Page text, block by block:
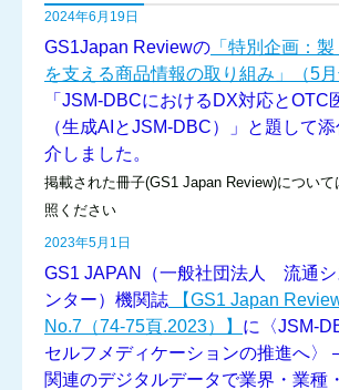
2024年6月19日
GS1Japan Reviewの 「特別企画：
を支える商品情報の取り組み」（5月
「JSM-DBCにおけるDX対応とOTC
（生成AIとJSM-DBC）」と題して
介しました。
掲載された冊子(GS1 Japan Review)について
照ください
2023年5月1日
GS1 JAPAN（一般社団法人 流通シ
ンター）機関誌 【GS1 Japan
No.7（74-75頁.2023）】 に〈JSM-
セルフメディケーションの推進へ〉
関連のデジタルデータで業界・業種